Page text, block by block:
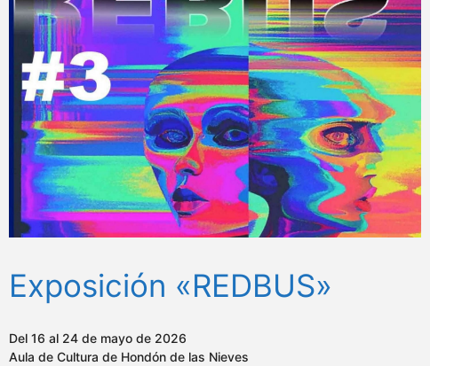
Exposición «REDBUS»
Del 16 al 24 de mayo de 2026
Aula de Cultura de Hondón de las Nieves